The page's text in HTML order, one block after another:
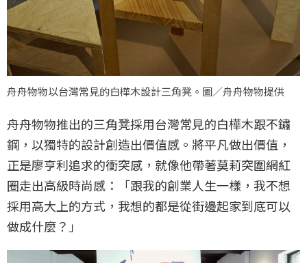
舟舟物物以台灣常見的白樺木設計三角凳。圖／舟舟物物提供
舟舟物物推出的三角凳採用台灣常見的白樺木跟不鏽
鋼，以獨特的設計創造出價值感。將平凡做出價值，
正是廖亨利追求的衝突感，就像他帶著莫莉突圍網紅
圈走出高級時尚感：「跟我的創業人生一樣，我不想
採用高大上的方式，我想的都是從街邊起家到底可以
做成什麼？」